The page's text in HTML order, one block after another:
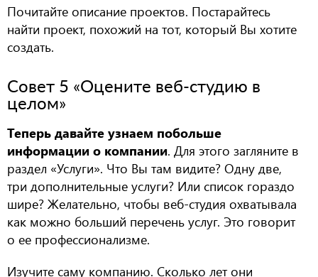
Почитайте описание проектов. Постарайтесь
найти проект, похожий на тот, который Вы хотите
создать.
Совет 5 «Оцените веб-студию в
целом»
Теперь давайте узнаем побольше
информации о компании. Для этого загляните в
раздел «Услуги». Что Вы там видите? Одну две,
три дополнительные услуги? Или список гораздо
шире? Желательно, чтобы веб-студия охватывала
как можно больший перечень услуг. Это говорит
о ее профессионализме.
Изучите саму компанию. Сколько лет они